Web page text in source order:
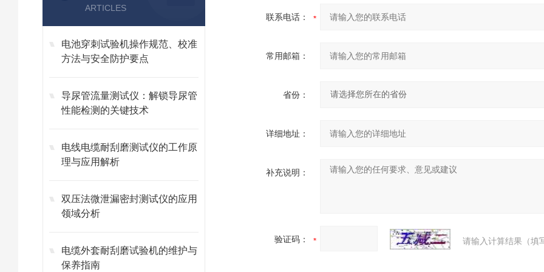
ARTICLES
电池穿刺试验机操作规范、校准
方法与安全防护要点
导尿管流量测试仪：解锁导尿管
性能检测的关键技术
电线电缆耐刮磨测试仪的工作原
理与应用解析
双压法微泄漏密封测试仪的应用
领域分析
电缆外套耐刮磨试验机的维护与
保养指南
联系电话：
常用邮箱：
省份：
详细地址：
补充说明：
验证码： 请输入计算结果（填